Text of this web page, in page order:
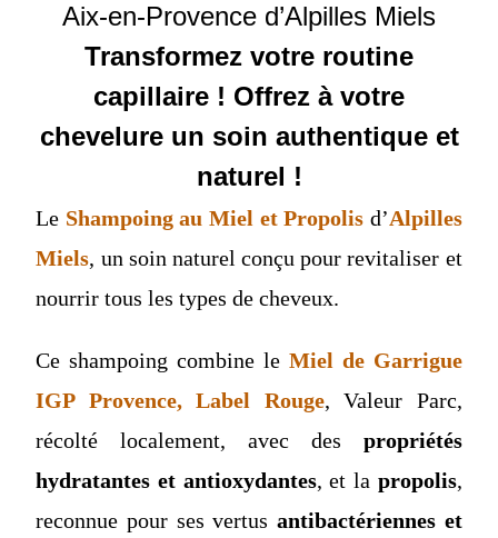
Aix-en-Provence d’Alpilles Miels
Transformez votre routine
capillaire ! Offrez à votre
chevelure un soin authentique et
naturel !
Le Shampoing au Miel et Propolis d’Alpilles
Miels, un soin naturel conçu pour revitaliser et
nourrir tous les types de cheveux.
Ce shampoing combine le Miel de Garrigue
IGP Provence, Label Rouge, Valeur Parc,
récolté localement, avec des propriétés
hydratantes et antioxydantes, et la propolis,
reconnue pour ses vertus antibactériennes et